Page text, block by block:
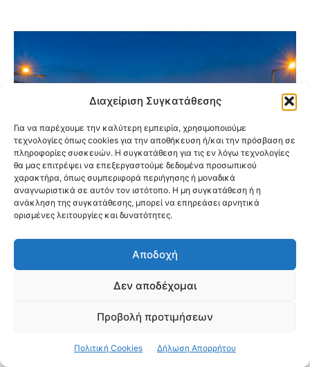
Διαχείριση Συγκατάθεσης
Για να παρέχουμε την καλύτερη εμπειρία, χρησιμοποιούμε
τεχνολογίες όπως cookies για την αποθήκευση ή/και την πρόσβαση σε
πληροφορίες συσκευών. Η συγκατάθεση για τις εν λόγω τεχνολογίες
θα μας επιτρέψει να επεξεργαστούμε δεδομένα προσωπικού
χαρακτήρα, όπως συμπεριφορά περιήγησης ή μοναδικά
αναγνωριστικά σε αυτόν τον ιστότοπο. Η μη συγκατάθεση ή η
ανάκληση της συγκατάθεσης, μπορεί να επηρεάσει αρνητικά
ορισμένες λειτουργίες και δυνατότητες.
Αποδοχή
Δεν αποδέχομαι
Προβολή προτιμήσεων
Πολιτική Cookies Δήλωση Απορρήτου
Προαστιακός: Αναβαθμίζονται 5 σταθμοί
στην Αττική – Οι αλλαγές που έρχονται για